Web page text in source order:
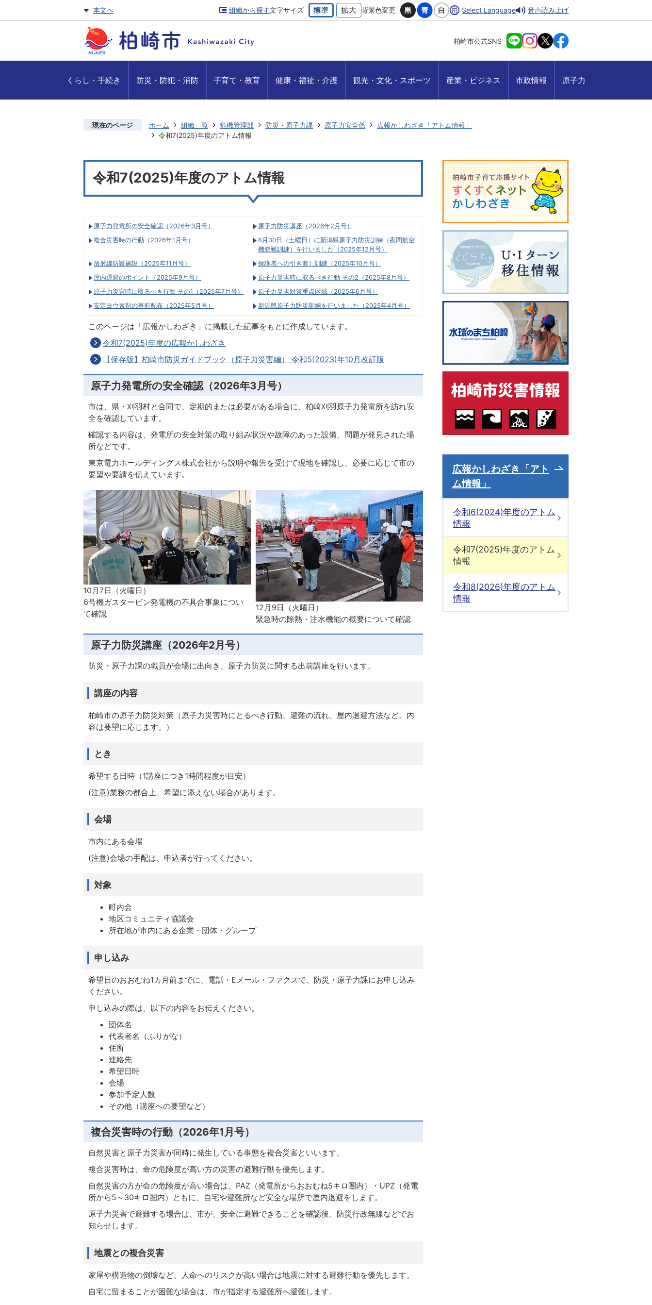
本文へ 組織から探す文字サイズ 背景色変更 Select Language 音声読み上げ
柏崎市公式SNS
くらし・手続き 防災・防犯・消防 子育て・教育 健康・福祉・介護 観光・文化・スポーツ 産業・ビジネス 市政情報 原子力
現在のページ ホーム 組織一覧 危機管理部 防災・原子力課 原子力安全係
広報かしわざき「アトム情報」
令和7(2025)年度のアトム情報
令和7(2025)年度のアトム情報
原子力発電所の安全確認（2026年3月号）
原子力防災講座（2026年2月号）
複合災害時の行動（2026年1月号）
8月30日（土曜日）に新潟県原子力防災訓練（夜間航空
機避難訓練）を行いました（2025年12月号）
放射線防護施設（2025年11月号）
保護者への引き渡し訓練（2025年10月号）
屋内退避のポイント（2025年9月号）
原子力災害時に取るべき行動 その2（2025年8月号）
原子力災害時に取るべき行動 その1（2025年7月号）
原子力災害対策重点区域（2025年6月号）
安定ヨウ素剤の事前配布（2025年5月号）
新潟県原子力防災訓練を行いました（2025年4月号）
このページは「広報かしわざき」に掲載した記事をもとに作成しています。
令和7(2025)年度の広報かしわざき
【保存版】柏崎市防災ガイドブック（原子力災害編） 令和5(2023)年10月改訂版
原子力発電所の安全確認（2026年3月号）
市は、県・刈羽村と合同で、定期的または必要がある場合に、柏崎刈羽原子力発電所を訪れ安
全を確認しています。
確認する内容は、発電所の安全対策の取り組み状況や故障のあった設備、問題が発見された場
所などです。
東京電力ホールディングス株式会社から説明や報告を受けて現地を確認し、必要に応じて市の
要望や要請を伝えています。
10月7日（火曜日）
6号機ガスタービン発電機の不具合事象につい
て確認
12月9日（火曜日）
緊急時の除熱・注水機能の概要について確認
原子力防災講座（2026年2月号）
防災・原子力課の職員が会場に出向き、原子力防災に関する出前講座を行います。
講座の内容
柏崎市の原子力防災対策（原子力災害時にとるべき行動、避難の流れ、屋内退避方法など。内
容は要望に応じます。）
とき
希望する日時（1講座につき1時間程度が目安）
(注意)業務の都合上、希望に添えない場合があります。
会場
市内にある会場
(注意)会場の手配は、申込者が行ってください。
対象
町内会
地区コミュニティ協議会
所在地が市内にある企業・団体・グループ
申し込み
希望日のおおむね1カ月前までに、電話・Eメール・ファクスで、防災・原子力課にお申し込み
ください。
申し込みの際は、以下の内容をお伝えください。
団体名
代表者名（ふりがな）
住所
連絡先
希望日時
会場
参加予定人数
その他（講座への要望など）
複合災害時の行動（2026年1月号）
自然災害と原子力災害が同時に発生している事態を複合災害といいます。
複合災害時は、命の危険度が高い方の災害の避難行動を優先します。
自然災害の方が命の危険度が高い場合は、PAZ（発電所からおおむね5キロ圏内）・UPZ（発電
所から5～30キロ圏内）ともに、自宅や避難所など安全な場所で屋内退避をします。
原子力災害で避難する場合は、市が、安全に避難できることを確認後、防災行政無線などでお
知らせします。
地震との複合災害
家屋や構造物の倒壊など、人命へのリスクが高い場合は地震に対する避難行動を優先します。
自宅に留まることが困難な場合は、市が指定する避難所へ避難します。
広報かしわざき「アト
ム情報」
令和6(2024)年度のアトム
情報
令和7(2025)年度のアトム
情報
令和8(2026)年度のアトム
情報